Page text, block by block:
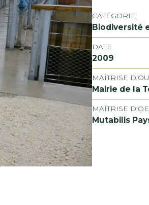
CATÉGORIE
Biodiversité
DATE
2009
MAÎTRISE
Mairie de la
MAÎTRISE
Mutabilis